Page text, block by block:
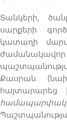
Տանկերի,
սարքերի
կատաղի
Քասրան
հայտարարեց
համապարփակ